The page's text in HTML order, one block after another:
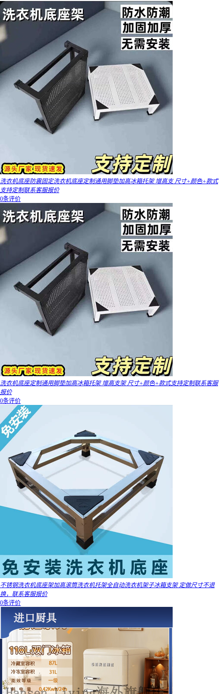
洗衣机底座防震固定洗衣机底座定制通用脚垫加高冰箱托架 增高支 尺寸+颜色+款式
支持定制联系客服报价
0条评价
洗衣机底座定制通用脚垫加高冰箱托架 增高支架 尺寸+颜色+款式支持定制联系客服
报价
0条评价
不锈钢洗衣机底座架加高滚筒洗衣机托架全自动洗衣机架子冰箱支架 定做尺寸不退
换，联系客服报价
0条评价